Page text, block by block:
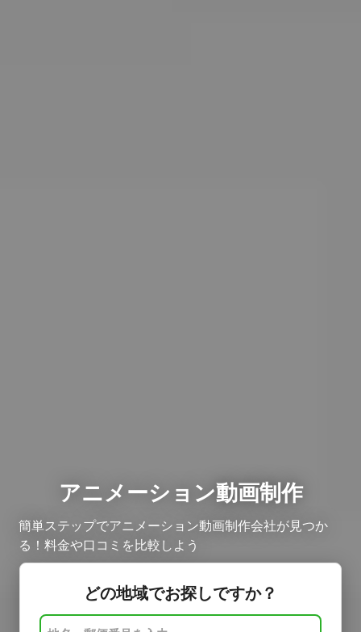
アニメーション動画制作
簡単ステップでアニメーション動画制作会社が見つか
る！料金や口コミを比較しよう
どの地域でお探しですか？